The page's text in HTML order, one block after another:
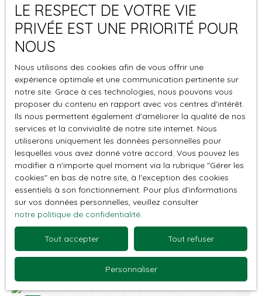
Maison
Type de bien
Localisation
Budget max (€)
Surface min (m²)
Rechercher
375 000€
Goyave - Maison avec immense potentiel
5pièces 145m²
Goyave 97128
Imaginez-vous dans cette superbe maison de 145
m² habitables sur Goyave, construite en 2000,
offrant un cadre de vie exceptionnel et une vue
imprenable sur un jardin luxuriant et une terrasse
ensoleillée. Cette maison est composée : Séjour de
LE RESPECT DE VOTRE VIE
PRIVÉE EST UNE PRIORITÉ POUR
NOUS
Nous utilisons des cookies afin de vous offrir une
expérience optimale et une communication pertinente sur
notre site. Grace à ces technologies, nous pouvons vous
proposer du contenu en rapport avec vos centres d'intérêt.
Ils nous permettent également d'améliorer la qualité de nos
services et la convivialité de notre site internet. Nous
utiliserons uniquement les données personnelles pour
lesquelles vous avez donné votre accord. Vous pouvez les
modifier à n'importe quel moment via la rubrique ″Gérer les
cookies″ en bas de notre site, à l'exception des cookies
essentiels à son fonctionnement. Pour plus d'informations
sur vos données personnelles, veuillez consulter
notre politique de confidentialité.
Tout accepter Tout refuser
Personnaliser